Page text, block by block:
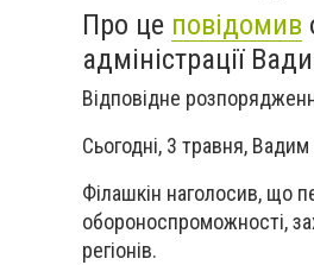
Про це повідомив
адміністрації
Відповідне
Сьогодні, 3 травня,
Філашкін наголосив, що
обороноспроможності,
регіонів.